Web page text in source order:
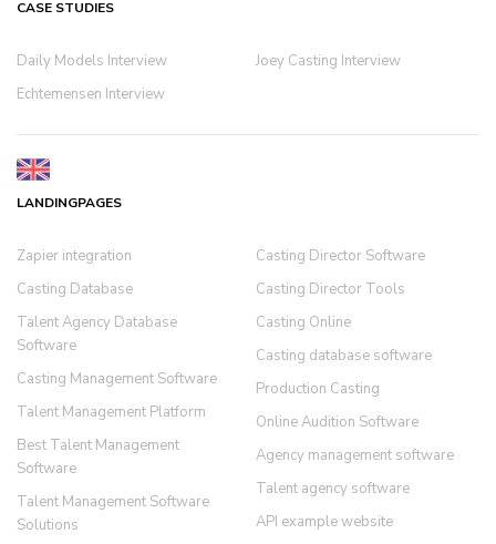
CASE STUDIES
Daily Models Interview
Echtemensen Interview
Joey Casting Interview
LANDINGPAGES
Zapier integration
Casting Database
Talent Agency Database
Software
Casting Management Software
Talent Management Platform
Best Talent Management
Software
Talent Management Software
Solutions
Casting Director Software
Casting Director Tools
Casting Online
Casting database software
Production Casting
Online Audition Software
Agency management software
Talent agency software
API example website